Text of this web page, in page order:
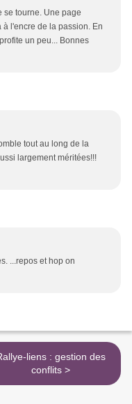
se tourne. Une page
l'encre de la passion. En
un peu... Bonnes
tout au long de la
largement méritées!!!
...repos et hop on
liens : gestion des
conflits >